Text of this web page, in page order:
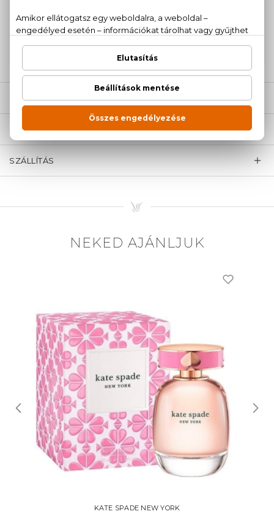
garanciával
Kérdésed van, elakadtál? Hívd ügyfélszolgálatunkat:+36
20 779 1924
LEÍRÁS
ÉRTÉKELÉSEK (0)
SZÁLLÍTÁS
NEKED AJÁNLJUK
KATE SPADE NEW YORK